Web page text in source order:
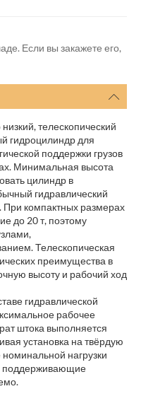
Если вы закажете его,
телескопический
гидроцилиндр для
поддержки грузов
Минимальная высота
цилиндр в
гидравлический
При компактных размерах
до 20 т, поэтому
Телескопическая
преимущества в
высоту и рабочий ход
гидравлической
рабочее
штока выполняется
установка на твёрдую
нагрузки
поддерживающие